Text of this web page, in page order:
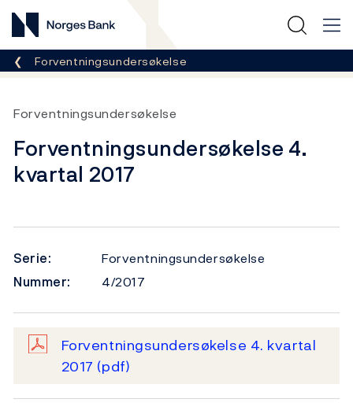
Norges Bank
Her er du nå:
Forventningsundersøkelse
Forventningsundersøkelse
Forventningsundersøkelse 4.
kvartal 2017
Serie:
Forventningsundersøkelse
Nummer:
4/2017
Forventningsundersøkelse 4. kvartal
2017 (pdf)